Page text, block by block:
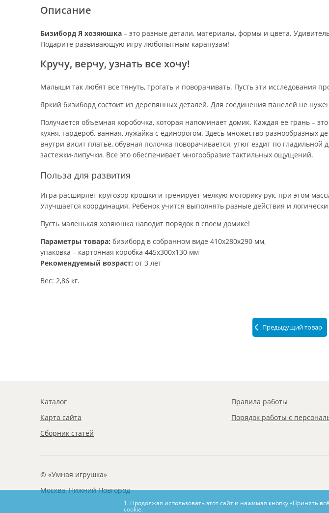
Описание
Бизиборд Я хозяюшка – это разные детали, материалы, формы и цвета.
Подарите развивающую игру любопытным карапузам!
Кручу, верчу, узнать все хочу!
Малыши так любят все тянуть, трогать и поворачивать. Пусть эти исследования
Яркий бизиборд состоит из деревянных деталей. Для соединения панелей не
Получается объемная коробочка, которая напоминает домик. Каждая ее грань –
кухня, гардероб, ванная, лужайка с единорогом. Здесь множество разнообразных
внутри висит платье, обувная полочка поворачивается, утюг ездит по
застежки-липучки. Все это обеспечивает многообразие тактильных ощущений.
Польза для развития
Игра расширяет кругозор крошки и тренирует мелкую моторику рук, при этом
Улучшается координация. Ребенок учится выполнять разные действия и логически
Пусть маленькая хозяюшка наводит порядок в своем домике!
Параметры товара: бизиборд в собранном виде 410х280х290 мм,
упаковка – картонная коробка 445x300x130 мм
Рекомендуемый возраст: от 3 лет
Вес: 2,86 кг.
Предыдущий товар
Каталог
Карта сайта
Сборник статей
Правила работы
Порядок работы с
© «Умная игрушка»
Москва, Нижний Новгород
1. Продолжая использовать этот сайт и нажимая кнопку «Принять
cookie.